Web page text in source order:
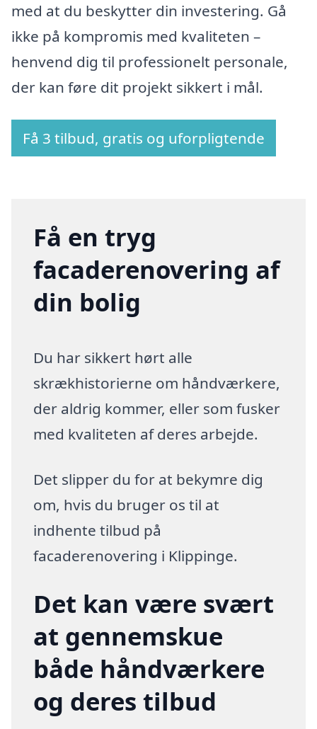
med at du beskytter din investering. Gå
ikke på kompromis med kvaliteten –
henvend dig til professionelt personale,
der kan føre dit projekt sikkert i mål.
Få 3 tilbud, gratis og uforpligtende
Få en tryg
facaderenovering af
din bolig
Du har sikkert hørt alle
skrækhistorierne om håndværkere,
der aldrig kommer, eller som fusker
med kvaliteten af deres arbejde.
Det slipper du for at bekymre dig
om, hvis du bruger os til at
indhente tilbud på
facaderenovering i Klippinge.
Det kan være svært
at gennemskue
både håndværkere
og deres tilbud